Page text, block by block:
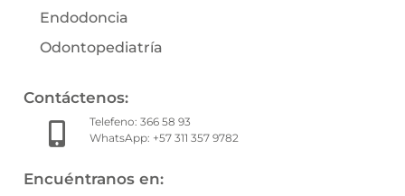
Endodoncia
Odontopediatría
Contáctenos:
Telefeno: 366 58 93
WhatsApp: +57 311 357 9782
Encuéntranos en: